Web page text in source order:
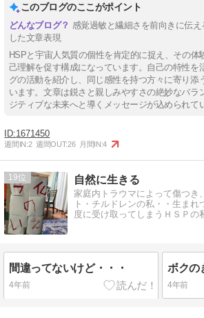
このブログのここがポイント
感覚過敏と繊細さを前向きに伝
した文章表現
HSPと宇宙人気質の個性を肯定的に捉え、その体
己理解を促す構成になっています。自己の特性を
グの活動を紹介し、同じ感性を持つ方々に寄り添
います。文章は鋭さと親しみやすさの絶妙なバラ
ジティブな未来へと導くメッセージが込められて
1671450
週間IN:2 週間OUT:26 月間IN:4
19 自然に生きる
家庭内トラウマによって傷つき
ト・チルドレンの私・・生ま
度に受け取ってしまうＨＳＰの
間違ってないけど・・・
4年前
ボクの
4年前